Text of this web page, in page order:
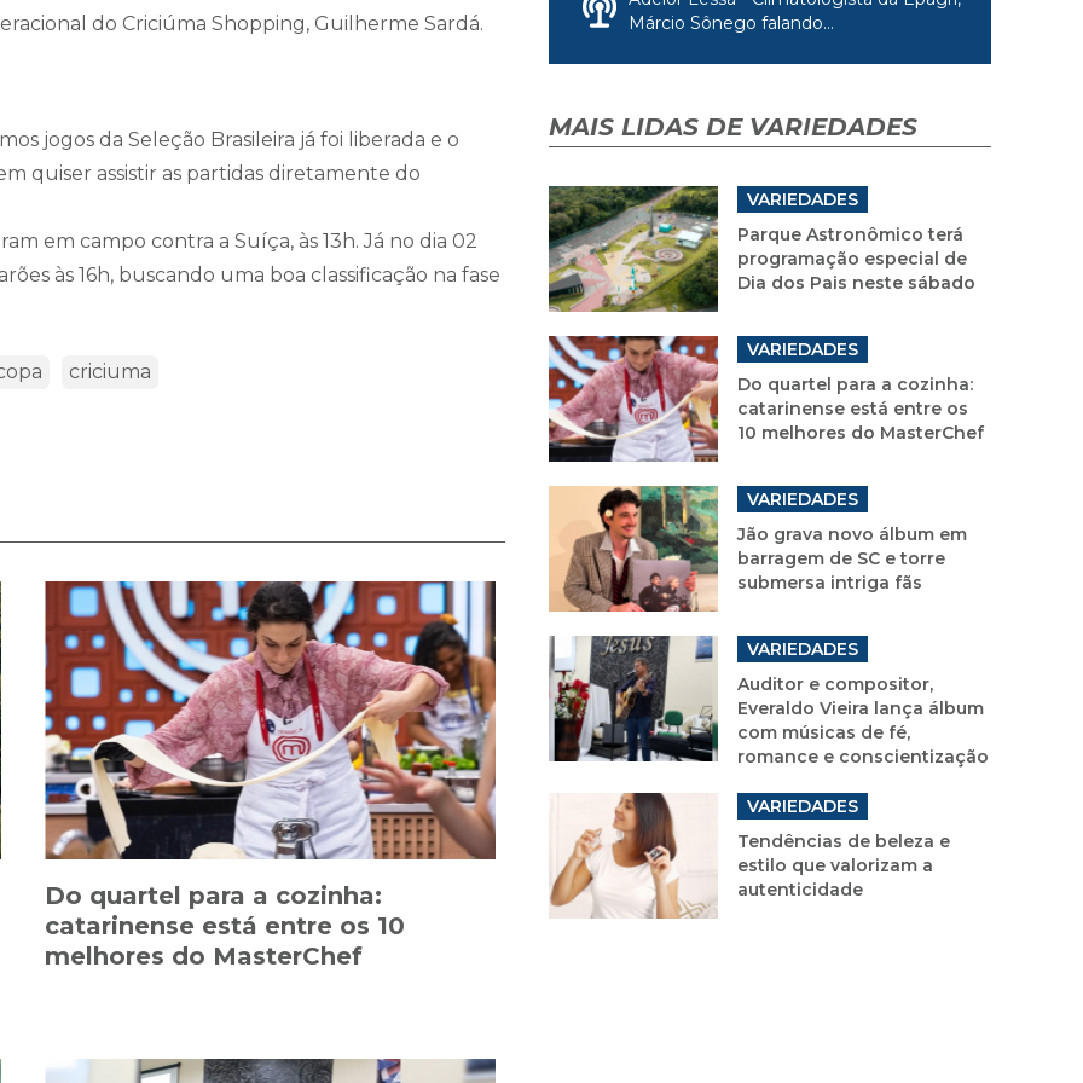
do Criciúma Shopping, Guilherme Sardá.
jogos da Seleção Brasileira já foi liberada e o
quiser assistir as partidas diretamente do
em campo contra a Suíça, às 13h. Já no dia 02
às 16h, buscando uma boa classificação na fase
criciuma
Do quartel para a cozinha:
catarinense está entre os 10
melhores do MasterChef
Márcio Sônego falando...
MAIS LIDAS DE VARIEDADES
VARIEDADES
Parque Astronômico terá
programação especial de
Dia dos Pais neste sábado
VARIEDADES
Do quartel para a cozinha:
catarinense está entre os
10 melhores do MasterChef
VARIEDADES
Jão grava novo álbum em
barragem de SC e torre
submersa intriga fãs
VARIEDADES
Auditor e compositor,
Everaldo Vieira lança álbum
com músicas de fé,
romance e conscientização
VARIEDADES
Tendências de beleza e
estilo que valorizam a
autenticidade